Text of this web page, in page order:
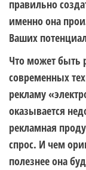
правильно
именно она
Ваших
Что может быть
современных
рекламу
оказывается
рекламная
спрос. И чем
полезнее она